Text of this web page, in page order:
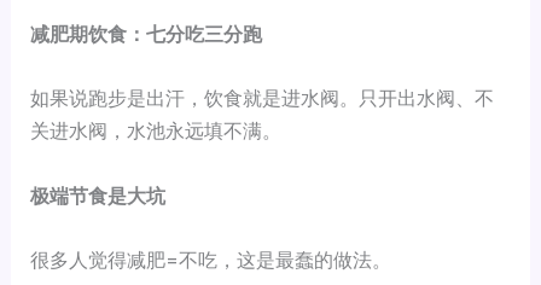
减肥期饮食：七分吃三分跑
如果说跑步是出汗，饮食就是进水阀。只开出水阀、不
关进水阀，水池永远填不满。
极端节食是大坑
很多人觉得减肥=不吃，这是最蠢的做法。